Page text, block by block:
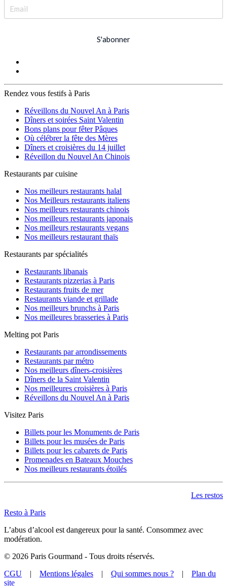
S'abonner
Rendez vous festifs à Paris
Réveillons du Nouvel An à Paris
Dîners et soirées Saint Valentin
Bons plans pour fêter Pâques
Où célébrer la fête des Mères
Dîners et croisières du 14 juillet
Réveillon du Nouvel An Chinois
Restaurants par cuisine
Nos meilleurs restaurants halal
Nos Meilleurs restaurants italiens
Nos meilleurs restaurants chinois
Nos meilleurs restaurants japonais
Nos meilleurs restaurants vegans
Nos meilleurs restaurant thaïs
Restaurants par spécialités
Restaurants libanais
Restaurants pizzerias à Paris
Restaurants fruits de mer
Restaurants viande et grillade
Nos meilleurs brunchs à Paris
Nos meilleures brasseries à Paris
Melting pot Paris
Restaurants par arrondissements
Restaurants par métro
Nos meilleurs dîners-croisières
Dîners de la Saint Valentin
Nos meilleures croisières à Paris
Réveillons du Nouvel An à Paris
Visitez Paris
Billets pour les Monuments de Paris
Billets pour les musées de Paris
Billets pour les cabarets de Paris
Promenades en Bateaux Mouches
Nos meilleurs restaurants étoilés
Les restos
Resto à Paris
L’abus d’alcool est dangereux pour la santé. Consommez avec
modération.
© 2026 Paris Gourmand - Tous droits réservés.
CGU | Mentions légales | Qui sommes nous ? | Plan du
site